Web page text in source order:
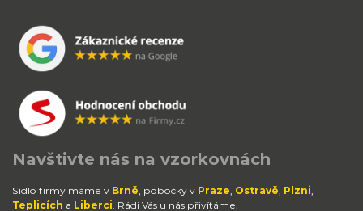
Navštivte nás na vzorkovnách
Sídlo firmy máme v Brně , pobočky v Praze Ostravě Plzni
Teplicích a Liberci . Rádi Vás u nás přivítáme.